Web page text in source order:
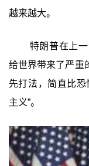
越来越大。
特朗普在上
给世界带来了严重
先打法，简直比
主义”。